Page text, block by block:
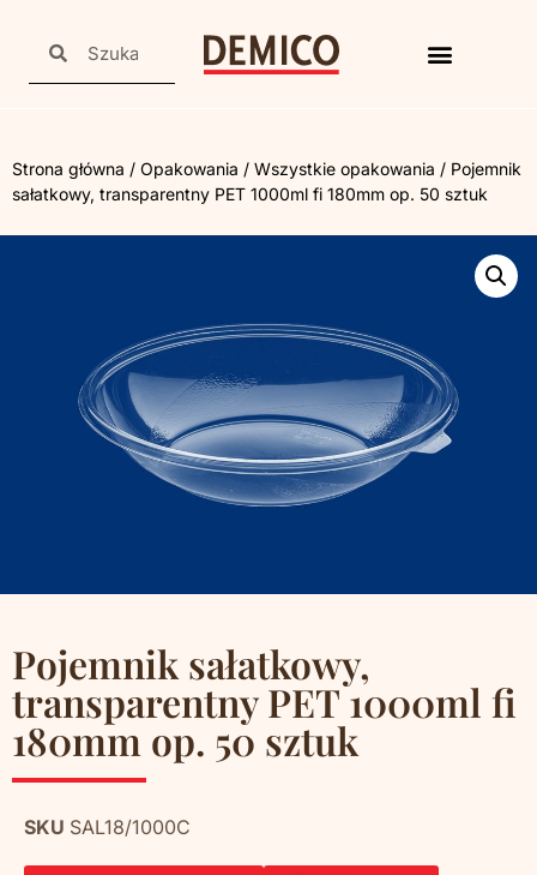
Strona główna / Opakowania / Wszystkie opakowania / Pojemnik
sałatkowy, transparentny PET 1000ml fi 180mm op. 50 sztuk
Pojemnik sałatkowy,
transparentny PET 1000ml fi
180mm op. 50 sztuk
SKU SAL18/1000C